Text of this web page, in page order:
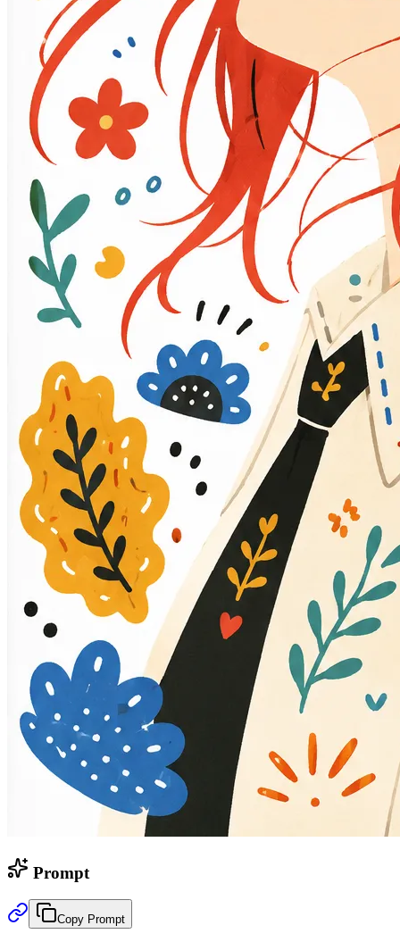
Prompt
Copy Prompt